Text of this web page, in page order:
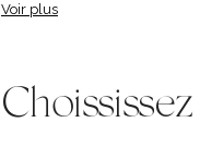
Voir plus